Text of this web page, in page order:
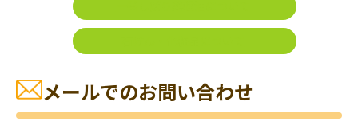
メールでのお問い合わせ